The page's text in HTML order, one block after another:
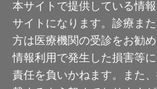
本サイトで提供している情
サイトになります。診療ま
方は医療機関の受診をお勧
情報利用で発生した損害等
責任を負いかねます。また